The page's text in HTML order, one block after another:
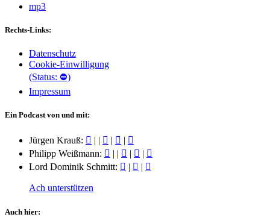
mp3
Rechts-Links:
Datenschutz
Cookie-Einwilligung
(Status: ⛔)
Impressum
Ein Podcast von und mit:
Jürgen Krauß: | | |
|
Philipp Weißmann:
| | |
|
Lord Dominik Schmitt:
| |
Ach unterstützen
Auch hier: